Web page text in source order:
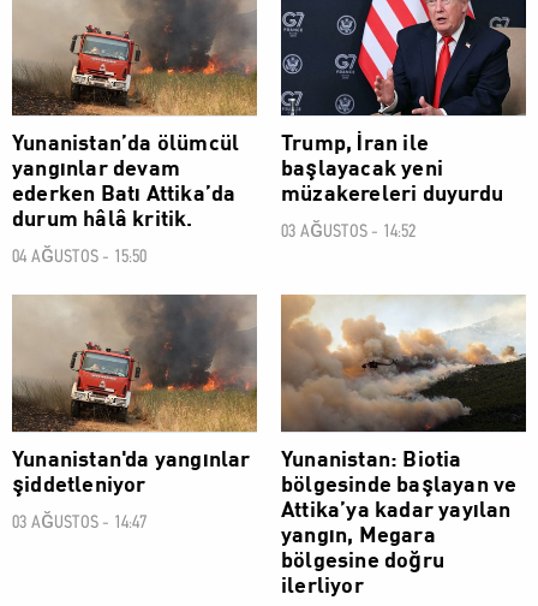
Yunanistan’da ölümcül
yangınlar devam
ederken Batı Attika’da
durum hâlâ kritik.
04 AĞUSTOS - 15:50
Trump, İran ile
başlayacak yeni
müzakereleri duyurdu
03 AĞUSTOS - 14:52
Yunanistan'da yangınlar
şiddetleniyor
03 AĞUSTOS - 14:47
DÜNYA
Yunanistan: Biotia
bölgesinde başlayan ve
Attika’ya kadar yayılan
yangın, Megara
bölgesine doğru
ilerliyor